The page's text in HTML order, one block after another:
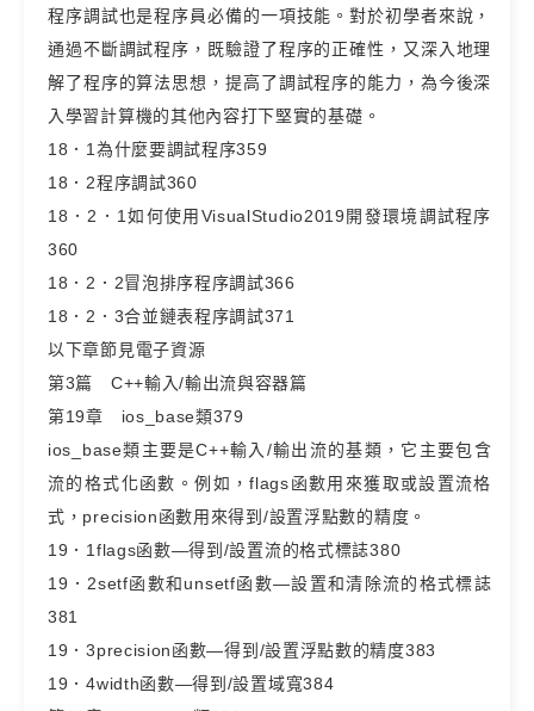
程序調試也是程序員必備的一項技能。對於初學者來說，
通過不斷調試程序，既驗證了程序的正確性，又深入地理
解了程序的算法思想，提高了調試程序的能力，為今後深
入學習計算機的其他內容打下堅實的基礎。
18．1為什麼要調試程序359
18．2程序調試360
18．2．1如何使用VisualStudio2019開發環境調試程序
360
18．2．2冒泡排序程序調試366
18．2．3合並鏈表程序調試371
以下章節見電子資源
第3篇 C++輸入/輸出流與容器篇
第19章 ios_base類379
ios_base類主要是C++輸入/輸出流的基類，它主要包含
流的格式化函數。例如，flags函數用來獲取或設置流格
式，precision函數用來得到/設置浮點數的精度。
19．1flags函數—得到/設置流的格式標誌380
19．2setf函數和unsetf函數—設置和清除流的格式標誌
381
19．3precision函數—得到/設置浮點數的精度383
19．4width函數—得到/設置域寬384